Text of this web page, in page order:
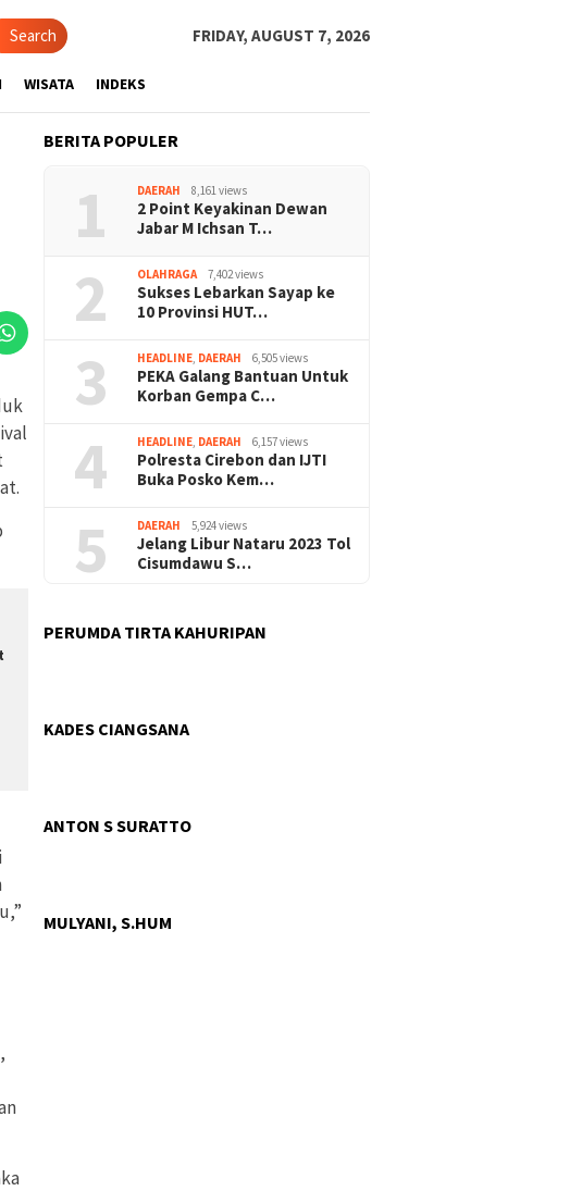
Search FRIDAY, AUGUST 7, 2026
WISATA INDEKS
BERITA POPULER
1 DAERAH 8,161 views
2 Point Keyakinan Dewan
Jabar M Ichsan T…
2 OLAHRAGA 7,402 views
Sukses Lebarkan Sayap ke
10 Provinsi HUT…
3 HEADLINE, DAERAH 6,505 views
PEKA Galang Bantuan Untuk
Korban Gempa C…
4 HEADLINE, DAERAH 6,157 views
Polresta Cirebon dan IJTI
Buka Posko Kem…
5 DAERAH 5,924 views
Jelang Libur Nataru 2023 Tol
Cisumdawu S…
PERUMDA TIRTA KAHURIPAN
KADES CIANGSANA
ANTON S SURATTO
MULYANI, S.HUM